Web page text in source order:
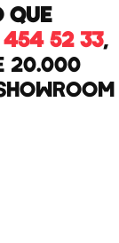
que
52 33,
20.000